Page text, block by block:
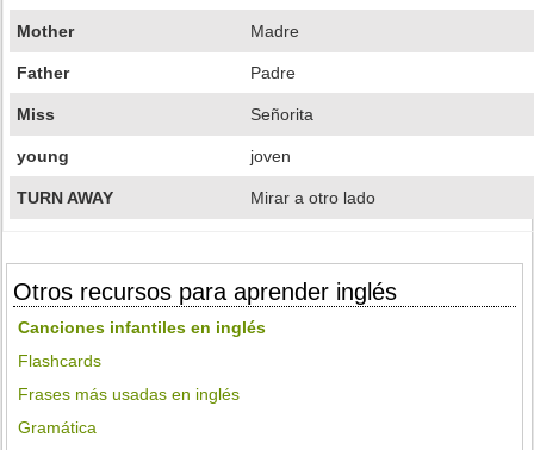
Mother Madre
Father Padre
Miss Señorita
young joven
TURN AWAY Mirar a otro lado
Otros recursos para aprender inglés
Canciones infantiles en inglés
Flashcards
Frases más usadas en inglés
Gramática